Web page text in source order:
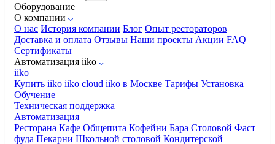
Оборудование
О компании
О нас История компании Блог Опыт рестораторов
Доставка и оплата Отзывы Наши проекты Акции FAQ
Сертификаты
Автоматизация iiko
iiko
Купить iiko iiko cloud iiko в Москве Тарифы Установка
Обучение
Техническая поддержка
Автоматизация
Ресторана Кафе Общепита Кофейни Бара Столовой Фаст
фуда Пекарни Школьной столовой Кондитерской